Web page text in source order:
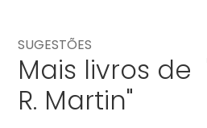
SUGESTÕES
Mais livros de
R. Martin"